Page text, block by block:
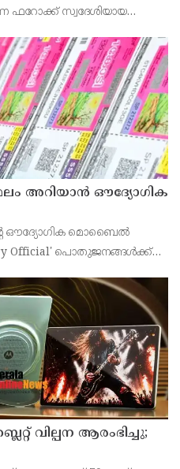
ഫറോക്ക് സ്വദേശിയായ
അറിയാൻ ഔദ്യോഗിക
ഔദ്യോഗിക മൊബൈൽ
Official' പൊതുജനങ്ങൾക്ക്
വില്പന ആരംഭിച്ചു;